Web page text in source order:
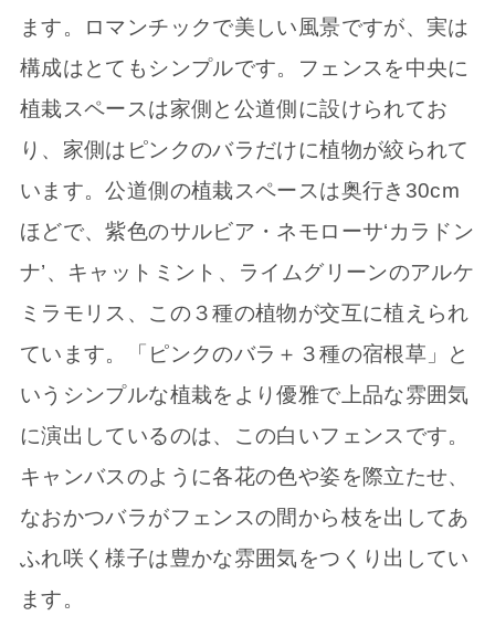
ます。ロマンチックで美しい風景ですが、実は
構成はとてもシンプルです。フェンスを中央に
植栽スペースは家側と公道側に設けられてお
り、家側はピンクのバラだけに植物が絞られて
います。公道側の植栽スペースは奥行き30cm
ほどで、紫色のサルビア・ネモローサ‘カラドン
ナ’、キャットミント、ライムグリーンのアルケ
ミラモリス、この３種の植物が交互に植えられ
ています。「ピンクのバラ＋３種の宿根草」と
いうシンプルな植栽をより優雅で上品な雰囲気
に演出しているのは、この白いフェンスです。
キャンバスのように各花の色や姿を際立たせ、
なおかつバラがフェンスの間から枝を出してあ
ふれ咲く様子は豊かな雰囲気をつくり出してい
ます。